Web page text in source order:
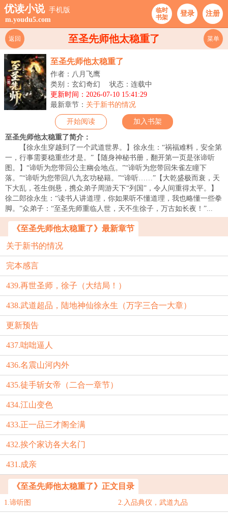
优读小说 手机版
m.youdu5.com
临时
书架
登录 注册
至圣先师他太稳重了
返回 菜单
至圣先师他太稳重了
作者：八月飞鹰
类别：玄幻奇幻
状态：连载中
更新时间：2026-07-10 15:41:29
最新章节： 关于新书的情况
开始阅读 加入书架
至圣先师他太稳重了简介：
【徐永生穿越到了一个武道世界。】徐永生：“祸福难料，安全第
一，行事需要稳重些才是。”【随身神秘书册，翻开第一页是张谛听
图。】“谛听为您带回公主幽会地点。”“谛听为您带回朱雀左瞳下
落。”“谛听为您带回八九玄功秘籍。”“谛听……”【大乾盛极而衰，天
下大乱，苍生倒悬，携众弟子周游天下“列国”，令人间重得太平。】
徐二郎徐永生：“读书人讲道理，你如果听不懂道理，我也略懂一些拳
脚。”众弟子：“至圣先师重临人世，天不生徐子，万古如长夜！”...
《至圣先师他太稳重了》最新章节
关于新书的情况
完本感言
439.再世圣师，徐子（大结局！）
438.武道超品，陆地神仙徐永生（万字三合一大章）
更新预告
437.咄咄逼人
436.名震山河内外
435.徒手斩女帝（二合一章节）
434.江山变色
433.正一品三才阁全满
432.挨个家访各大名门
431.成亲
《至圣先师他太稳重了》正文目录
1.谛听图 2.入品典仪，武道九品